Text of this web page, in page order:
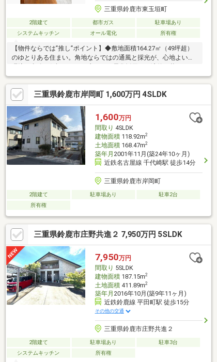
三重県鈴鹿市東玉垣町
2階建て 都市ガス
駐車場あり
システムキッチン
オール電化 所有権
【物件ならでは”推し”ポイント】◆敷地面積164.27㎡（49坪超）
のゆとりある住まい。角地ならではの通風と採光が、心地よい住
床下収納などの実用的なスペースが、住空間をすっきり保ちたい
ご家族の願いを実現します。【利便性◎の周辺環境】◆スギ薬局
まで徒歩7分、ファミリーマートまで徒歩7分。身近な利便施設が
充実しており、日々のちょっとしたお買い物を便利にサポートし
ます。◆2沿線利用可能な立地で、通勤や通学の選択肢が広がる
住環境。桜の森公園も徒歩圏内にあり、休日のお出かけやリフレ
ッシュが叶う場所です。
三重県鈴鹿市岸岡町 1,600万円 4SLDK
1,600万円
間取り 4SLDK
建物面積118.92m2
土地面積168.47m2
築年月 2001年11月(築24年10ヶ月)
近鉄名古屋線 千代崎駅 徒歩14分
三重県鈴鹿市岸岡町
2階建て 駐車場あり
駐車2台
所有権
三重県鈴鹿市庄野共進２ 7,950万円 5SLDK
7,950万円
間取り 5SLDK
建物面積187.15m2
土地面積411.89m2
築年月 2016年10月(築9年11ヶ月)
近鉄鈴鹿線 平田町駅 徒歩15分
その他の交通
三重県鈴鹿市庄野共進２
2階建て 駐車場あり
駐車3台
システムキッチン
所有権